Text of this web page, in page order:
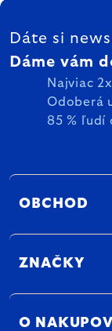
ZÁPÄTIE
Dáte si
Dáme vám
Najviac
Odoberá
85 % ľudí
OBCHOD
ZNAČKY
O